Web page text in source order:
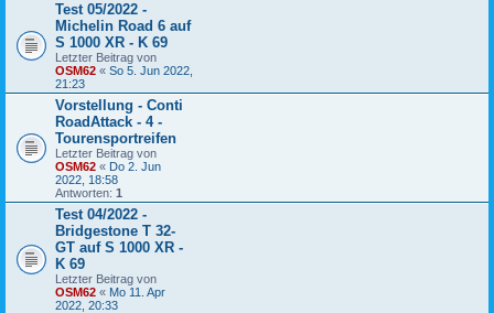
Test 05/2022 -
Michelin Road 6 auf
S 1000 XR - K 69
Letzter Beitrag von
OSM62 « So 5. Jun 2022,
21:23
Vorstellung - Conti
RoadAttack - 4 -
Tourensportreifen
Letzter Beitrag von
OSM62 « Do 2. Jun
2022, 18:58
Antworten: 1
Test 04/2022 -
Bridgestone T 32-
GT auf S 1000 XR -
K 69
Letzter Beitrag von
OSM62 « Mo 11. Apr
2022, 20:33